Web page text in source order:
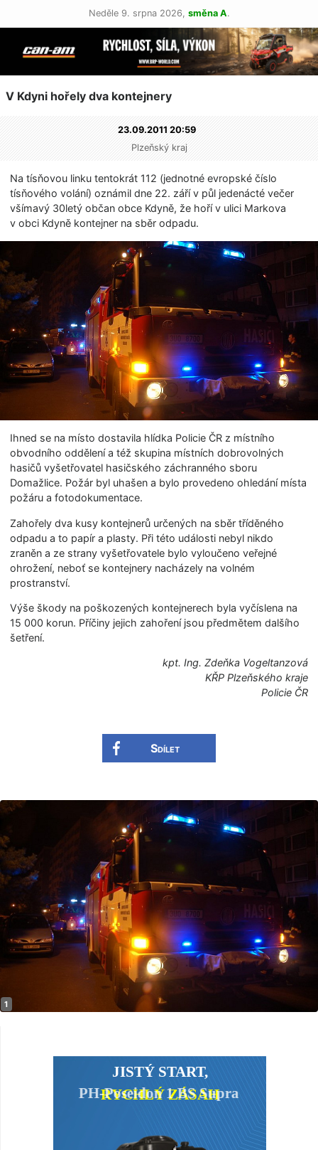
Neděle 9. srpna 2026, směna A.
V Kdyni hořely dva kontejnery
23.09.2011 20:59
Plzeňský kraj
Na tísňovou linku tentokrát 112 (jednotné evropské číslo
tísňového volání) oznámil dne 22. září v půl jedenácté večer
všímavý 30letý občan obce Kdyně, že hoří v ulici Markova
v obci Kdyně kontejner na sběr odpadu.
Ihned se na místo dostavila hlídka Policie ČR z místního
obvodního oddělení a též skupina místních dobrovolných
hasičů vyšetřovatel hasičského záchranného sboru
Domažlice. Požár byl uhašen a bylo provedeno ohledání místa
požáru a fotodokumentace.
Zahořely dva kusy kontejnerů určených na sběr tříděného
odpadu a to papír a plasty. Při této události nebyl nikdo
zraněn a ze strany vyšetřovatele bylo vyloučeno veřejné
ohrožení, neboť se kontejnery nacházely na volném
prostranství.
Výše škody na poškozených kontejnerech byla vyčíslena na
15 000 korun. Příčiny jejich zahoření jsou předmětem dalšího
šetření.
kpt. Ing. Zdeňka Vogeltanzová
KŘP Plzeňského kraje
Policie ČR
Sdílet